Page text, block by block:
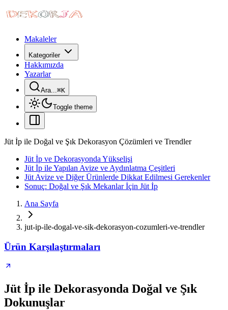
Makaleler
Kategoriler
Hakkımızda
Yazarlar
Ara...⌘K
Toggle theme
Jüt İp ile Doğal ve Şık Dekorasyon Çözümleri ve Trendler
Jüt İp ve Dekorasyonda Yükselişi
Jüt İp ile Yapılan Avize ve Aydınlatma Çeşitleri
Jüt Avize ve Diğer Ürünlerde Dikkat Edilmesi Gerekenler
Sonuç: Doğal ve Şık Mekanlar İçin Jüt İp
Ana Sayfa
jut-ip-ile-dogal-ve-sik-dekorasyon-cozumleri-ve-trendler
Ürün Karşılaştırmaları
Jüt İp ile Dekorasyonda Doğal ve Şık
Dokunuşlar